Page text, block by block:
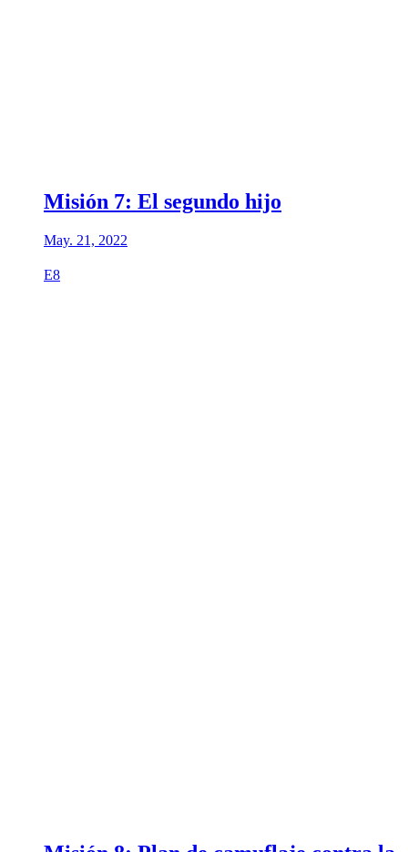
Misión 7: El segundo hijo
May. 21, 2022
E8